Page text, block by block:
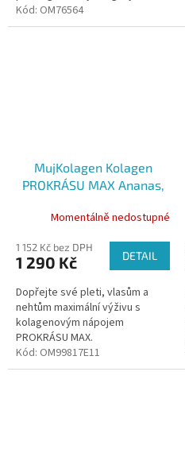
Kód: OM76564
MujKolagen Kolagen
PROKRÁSU MAX Ananas,
Momentálně nedostupné
1 152 Kč bez DPH
1 290 Kč DETAIL
Dopřejte své pleti, vlasům a
nehtům maximální výživu s
kolagenovým nápojem
PROKRÁSU MAX.
Kód: OM99817E11